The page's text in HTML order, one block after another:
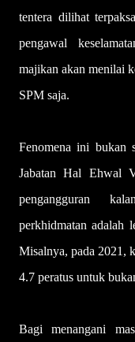
tentera dilihat
pengawal
majikan akan menilai
SPM saja.
Fenomena ini bukan
Jabatan Hal Ehwal
pengangguran
perkhidmatan adalah
Misalnya, pada 2021,
4.7 peratus untuk
Bagi menangani